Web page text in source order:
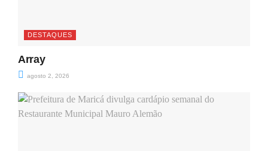
DESTAQUES
Array
agosto 2, 2026